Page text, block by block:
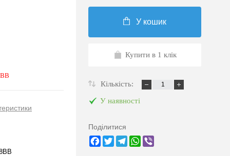
У кошик
Купити в 1 клік
Кількість:
У наявності
Поділитися
Facebook
TwitterTelegramWhatsApp